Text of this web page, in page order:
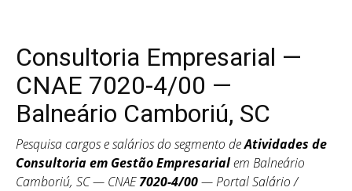
Consultoria Empresarial —
CNAE 7020-4/00 —
Balneário Camboriú, SC
Pesquisa cargos e salários do segmento deAtividades de
Consultoria em Gestão Empresarialem Balneário
Camboriú, SC — CNAE7020-4/00— Portal Salário /